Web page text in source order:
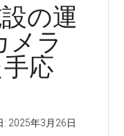
の運
メラ
応
: 2025年3月26日